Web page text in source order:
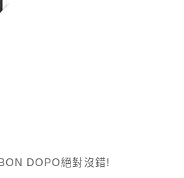
DOPO絕對沒錯!